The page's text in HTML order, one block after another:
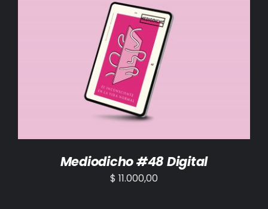
AÑADIR AL CARRITO /
Mediodicho #48 Digital
$ 11.000,00